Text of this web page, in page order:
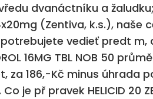
dvanáctníku a
(Zentiva, k.s.), naše
vedieť predt m,
16MG TBL NOB 50
za 186,-Kč minus
je př pravek HELICID 20